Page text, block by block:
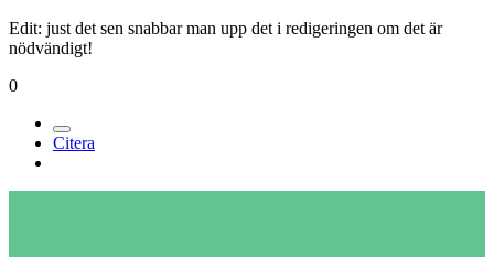
Edit: just det sen snabbar man upp det i redigeringen om det är
nödvändigt!
0
Citera